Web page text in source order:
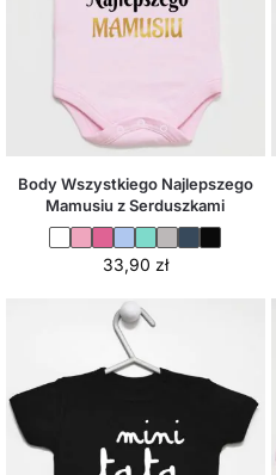
Body Wszystkiego Najlepszego
Mamusiu z Serduszkami
33,90 zł